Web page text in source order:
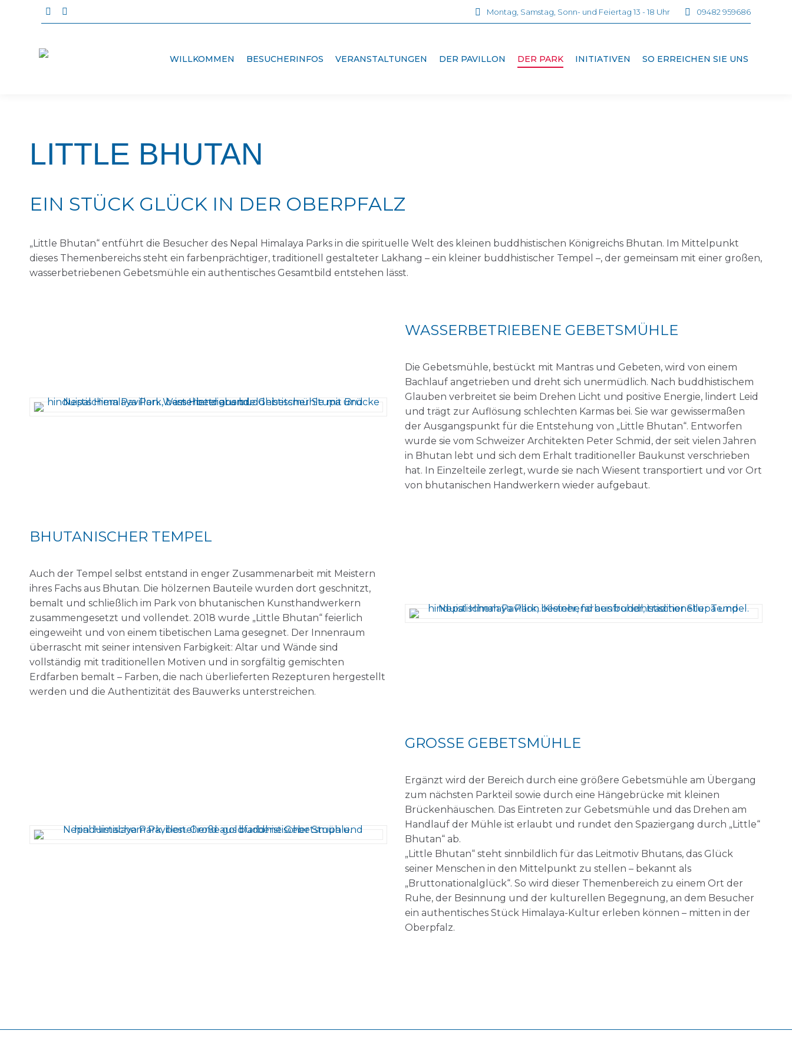
Facebook
in
Instagram
Montag, Samstag, Sonn- und Feiertag 13 - 18 Uhr 09482 959686
WILLKOMMEN BESUCHERINFOS VERANSTALTUNGEN DER PAVILLON DER PARK INITIATIVEN SO ERREICHEN SIE UNS
LITTLE BHUTAN
EIN STÜCK GLÜCK IN DER OBERPFALZ
„Little Bhutan“ entführt die Besucher des Nepal Himalaya Parks in die spirituelle Welt des kleinen buddhistischen Königreichs Bhutan. Im Mittelpunkt
dieses Themenbereichs steht ein farbenprächtiger, traditionell gestalteter Lakhang – ein kleiner buddhistischer Tempel –, der gemeinsam mit einer großen,
wasserbetriebenen Gebetsmühle ein authentisches Gesamtbild entstehen lässt.
WASSERBETRIEBENE GEBETSMÜHLE
Die Gebetsmühle, bestückt mit Mantras und Gebeten, wird von einem
Bachlauf angetrieben und dreht sich unermüdlich. Nach buddhistischem
Glauben verbreitet sie beim Drehen Licht und positive Energie, lindert Leid
und trägt zur Auflösung schlechten Karmas bei. Sie war gewissermaßen
der Ausgangspunkt für die Entstehung von „Little Bhutan“. Entworfen
wurde sie vom Schweizer Architekten Peter Schmid, der seit vielen Jahren
in Bhutan lebt und sich dem Erhalt traditioneller Baukunst verschrieben
hat. In Einzelteile zerlegt, wurde sie nach Wiesent transportiert und vor Ort
von bhutanischen Handwerkern wieder aufgebaut.
BHUTANISCHER TEMPEL
Auch der Tempel selbst entstand in enger Zusammenarbeit mit Meistern
ihres Fachs aus Bhutan. Die hölzernen Bauteile wurden dort geschnitzt,
bemalt und schließlich im Park von bhutanischen Kunsthandwerkern
zusammengesetzt und vollendet. 2018 wurde „Little Bhutan“ feierlich
eingeweiht und von einem tibetischen Lama gesegnet. Der Innenraum
überrascht mit seiner intensiven Farbigkeit: Altar und Wände sind
vollständig mit traditionellen Motiven und in sorgfältig gemischten
Erdfarben bemalt – Farben, die nach überlieferten Rezepturen hergestellt
werden und die Authentizität des Bauwerks unterstreichen.
GROSSE GEBETSMÜHLE
Ergänzt wird der Bereich durch eine größere Gebetsmühle am Übergang
zum nächsten Parkteil sowie durch eine Hängebrücke mit kleinen
Brückenhäuschen. Das Eintreten zur Gebetsmühle und das Drehen am
Handlauf der Mühle ist erlaubt und rundet den Spaziergang durch „Little“
Bhutan“ ab.
„Little Bhutan“ steht sinnbildlich für das Leitmotiv Bhutans, das Glück
seiner Menschen in den Mittelpunkt zu stellen – bekannt als
„Bruttonationalglück“. So wird dieser Themenbereich zu einem Ort der
Ruhe, der Besinnung und der kulturellen Begegnung, an dem Besucher
ein authentisches Stück Himalaya-Kultur erleben können – mitten in der
Oberpfalz.